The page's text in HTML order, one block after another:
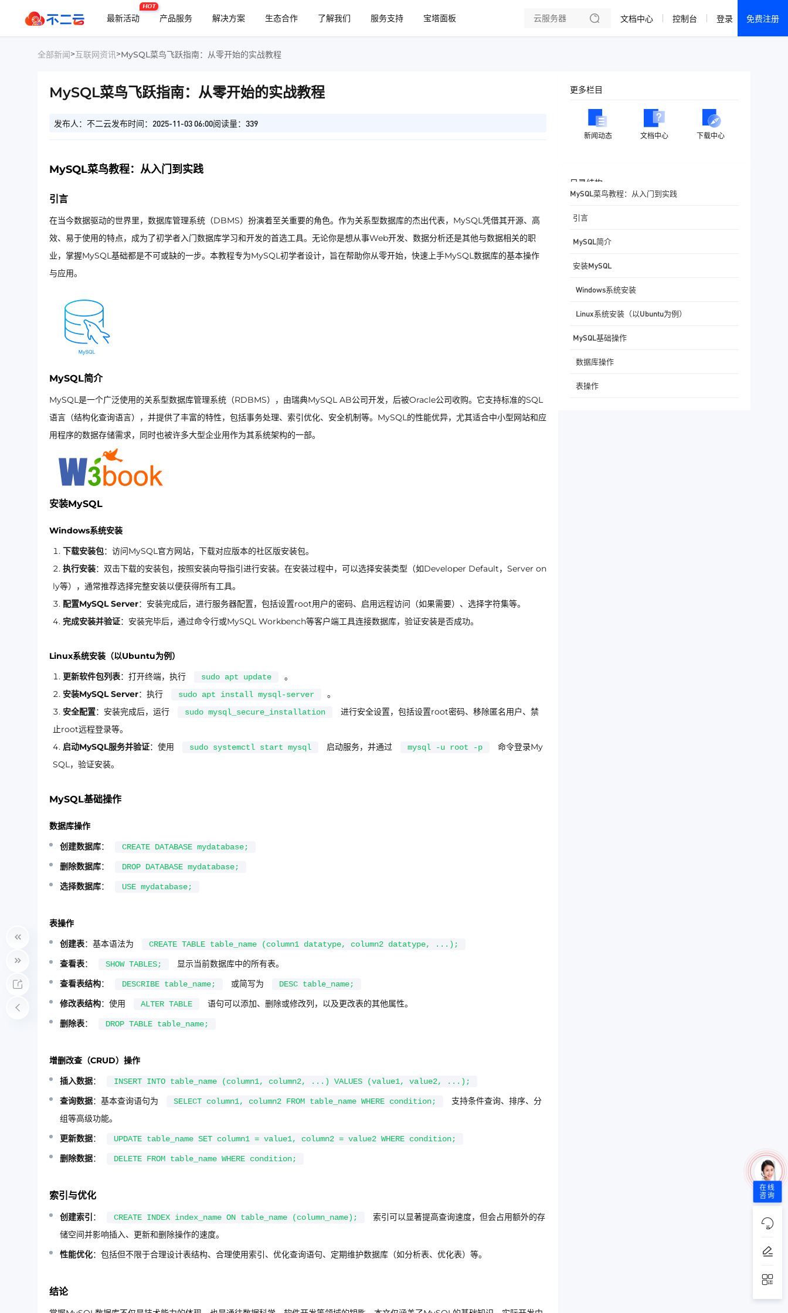
最新活动
HOT
产品服务 解决方案 生态合作 了解我们 服务支持
宝塔面板
成都电信·云服务器
香港大带宽 · CN2
文档中心 控制台 登录 免费注册
全部新闻>互联网资讯>MySQL菜鸟飞跃指南：从零开始的实战教程
MySQL菜鸟飞跃指南：从零开始的实战教程
发布人：不二云发布时间：2025-11-03 06:00阅读量：339
MySQL菜鸟教程：从入门到实践
引言
在当今数据驱动的世界里，数据库管理系统（DBMS）扮演着至关重要的角色。作为关系型数据库的杰出代表，MySQL凭借其开源、高
效、易于使用的特点，成为了初学者入门数据库学习和开发的首选工具。无论你是想从事Web开发、数据分析还是其他与数据相关的职
业，掌握MySQL基础都是不可或缺的一步。本教程专为MySQL初学者设计，旨在帮助你从零开始，快速上手MySQL数据库的基本操作
与应用。
MySQL简介
MySQL是一个广泛使用的关系型数据库管理系统（RDBMS），由瑞典MySQL AB公司开发，后被Oracle公司收购。它支持标准的SQL
语言（结构化查询语言），并提供了丰富的特性，包括事务处理、索引优化、安全机制等。MySQL的性能优异，尤其适合中小型网站和应
用程序的数据存储需求，同时也被许多大型企业用作为其系统架构的一部。
安装MySQL
Windows系统安装
下载安装包：访问MySQL官方网站，下载对应版本的社区版安装包。
执行安装：双击下载的安装包，按照安装向导指引进行安装。在安装过程中，可以选择安装类型（如Developer Default，Server on
ly等），通常推荐选择完整安装以便获得所有工具。
配置MySQL Server：安装完成后，进行服务器配置，包括设置root用户的密码、启用远程访问（如果需要）、选择字符集等。
完成安装并验证：安装完毕后，通过命令行或MySQL Workbench等客户端工具连接数据库，验证安装是否成功。
Linux系统安装（以Ubuntu为例）
更新软件包列表：打开终端，执行 sudo apt update
。
安装MySQL Server：执行 sudo apt install mysql-server
。
安全配置：安装完成后，运行 sudo mysql_secure_installation
进行安全设置，包括设置root密码、移除匿名用户、禁
止root远程登录等。
启动MySQL服务并验证：使用 sudo systemctl start mysql 启动服务，并通过 mysql -u root -p
命令登录My
SQL，验证安装。
MySQL基础操作
数据库操作
创建数据库： CREATE DATABASE mydatabase;
删除数据库： DROP DATABASE mydatabase;
选择数据库： USE mydatabase;
表操作
创建表：基本语法为 CREATE TABLE table_name (column1 datatype, column2 datatype, ...);
查看表： SHOW TABLES;
显示当前数据库中的所有表。
查看表结构： DESCRIBE table_name; 或简写为 DESC table_name;
修改表结构：使用 ALTER TABLE
语句可以添加、删除或修改列，以及更改表的其他属性。
删除表： DROP TABLE table_name;
增删改查（CRUD）操作
插入数据： INSERT INTO table_name (column1, column2, ...) VALUES (value1, value2, ...);
查询数据：基本查询语句为 SELECT column1, column2 FROM table_name WHERE condition;
支持条件查询、排序、分
组等高级功能。
更新数据： UPDATE table_name SET column1 = value1, column2 = value2 WHERE condition;
删除数据： DELETE FROM table_name WHERE condition;
索引与优化
创建索引 ： CREATE INDEX index_name ON table_name (column_name);
索引可以显著提高查询速度，但会占用额外的存
储空间并影响插入、更新和删除操作的速度。
性能优化：包括但不限于合理设计表结构、合理使用索引、优化查询语句、定期维护数据库（如分析表、优化表）等。
结论
更多栏目
新闻动态 文档中心 下载中心
目录结构
MySQL菜鸟教程：从入门到实践
引言
MySQL简介
安装MySQL
Windows系统安装
Linux系统安装（以Ubuntu为例）
MySQL基础操作
数据库操作
表操作
在线
咨询